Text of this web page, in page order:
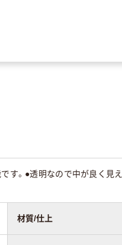
す。●透明なので中が良く見
材質/仕上